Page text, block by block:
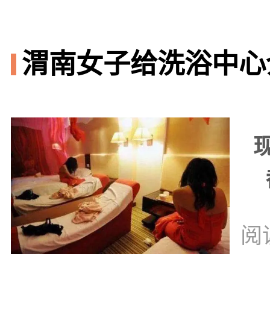
渭南女子给洗浴中
阅